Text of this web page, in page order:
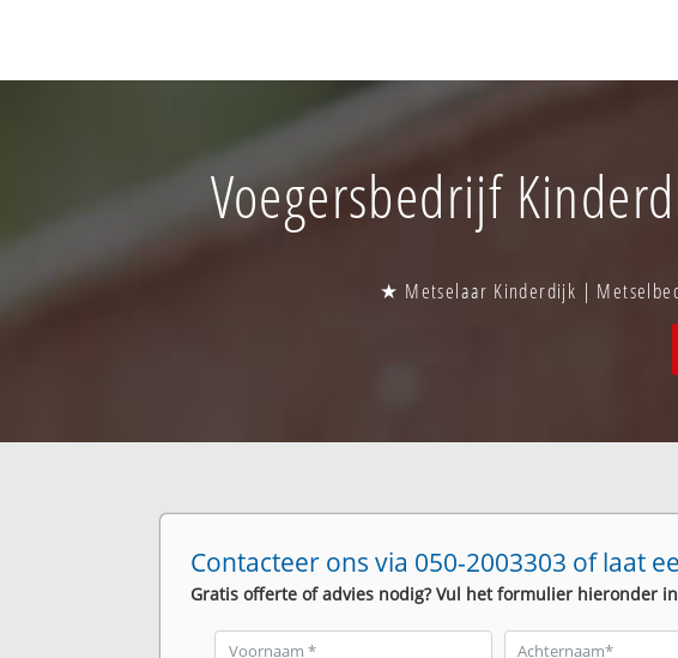
Voegersbedrijf
★ Metselaar Kinderdijk |
Contacteer ons via 050-2003303 of laat
Gratis offerte of advies nodig? Vul het formulier hieronder